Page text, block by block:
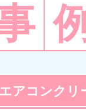
例
アコンク